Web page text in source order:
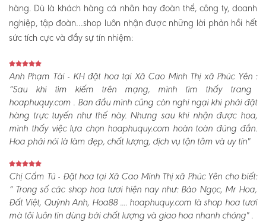
hàng. Dù là khách hàng cá nhân hay đoàn thể, công ty, doanh
nghiệp, tập đoàn…shop luôn nhận được những lời phản hồi hết
sức tích cực và đầy sự tín nhiệm:
Anh Phạm Tài - KH đặt hoa tại Xã Cao Minh Thị xã Phúc Yên :
“Sau khi tìm kiếm trên mạng, mình tìm thấy trang
hoaphuquy.com . Ban đầu mình cũng còn nghi ngại khi phải đặt
hàng trực tuyến như thế này. Nhưng sau khi nhận được hoa,
mình thấy việc lựa chọn hoaphuquy.com hoàn toàn đúng đắn.
Hoa phải nói là làm đẹp, chất lượng, dịch vụ tận tâm và uy tín"
Chị Cẩm Tú - Đặt hoa tại Xã Cao Minh Thị xã Phúc Yên cho biết:
“ Trong số các shop hoa tươi hiện nay như: Bảo Ngọc, Mr Hoa,
Đất Việt, Quỳnh Anh, Hoa88 .... hoaphuquy.com là shop hoa tươi
mà tôi luôn tin dùng bởi chất lượng và giao hoa nhanh chóng" .